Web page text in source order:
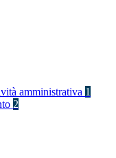
amministrativa 1
2